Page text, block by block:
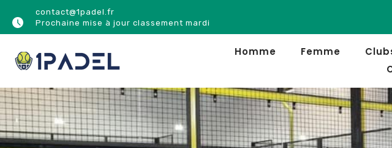
contact@1padel.fr
Prochaine mise à jour classement mardi
Homme Femme